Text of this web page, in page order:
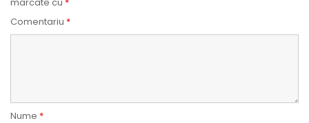
Comentariu *
Nume *